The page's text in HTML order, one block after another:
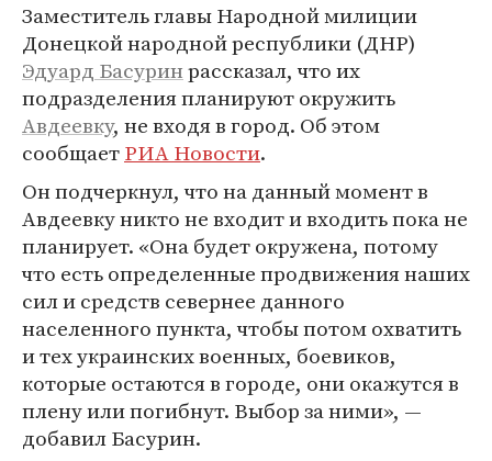
Заместитель главы Народной милиции
Донецкой народной республики (ДНР)
Эдуард Басуринрассказал, что их
подразделения планируют окружить
Авдеевку, не входя в город. Об этом
сообщаетРИА Новости.
Он подчеркнул, что на данный момент в
Авдеевку никто не входит и входить пока не
планирует. «Она будет окружена, потому
что есть определенные продвижения наших
сил и средств севернее данного
населенного пункта, чтобы потом охватить
и тех украинских военных, боевиков,
которые остаются в городе, они окажутся в
плену или погибнут. Выбор за ними», —
добавил Басурин.